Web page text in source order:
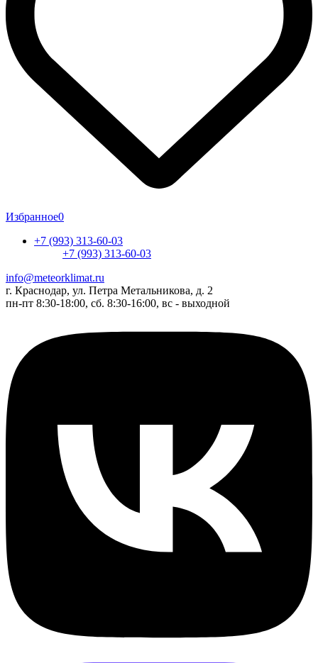
Избранное0
+7 (993) 313-60-03
+7 (993) 313-60-03
info@meteorklimat.ru
г. Краснодар, ул. Петра Метальникова, д. 2
пн-пт 8:30-18:00, сб. 8:30-16:00, вс - выходной